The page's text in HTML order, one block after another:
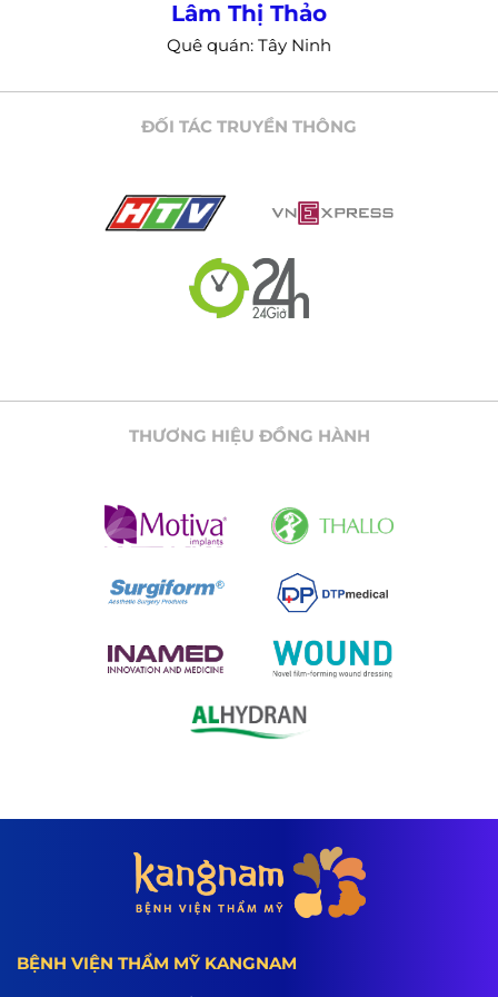
Nguyễn Văn Trung
Quê quán: Quy Nhơn Bình Định
ĐỐI TÁC TRUYỀN THÔNG
THƯƠNG HIỆU ĐỒNG HÀNH
BỆNH VIỆN THẨM MỸ KANGNAM